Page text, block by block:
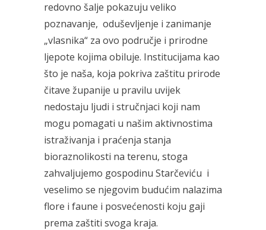
redovno šalje pokazuju veliko
poznavanje, oduševljenje i zanimanje
„vlasnika“ za ovo područje i prirodne
ljepote kojima obiluje. Institucijama kao
što je naša, koja pokriva zaštitu prirode
čitave županije u pravilu uvijek
nedostaju ljudi i stručnjaci koji nam
mogu pomagati u našim aktivnostima
istraživanja i praćenja stanja
bioraznolikosti na terenu, stoga
zahvaljujemo gospodinu Starčeviću i
veselimo se njegovim budućim nalazima
flore i faune i posvećenosti koju gaji
prema zaštiti svoga kraja.